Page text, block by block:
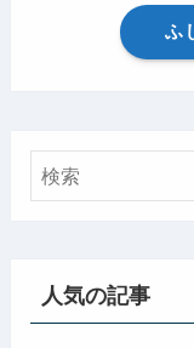
ふ
人気の記事